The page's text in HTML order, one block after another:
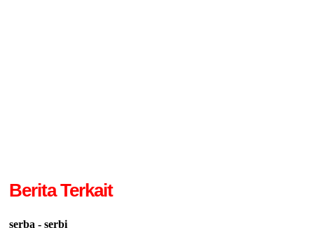
Berita Terkait
serba - serbi